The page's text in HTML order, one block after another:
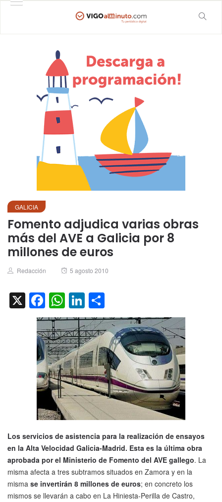
GALICIA
Fomento adjudica varias obras
más del AVE a Galicia por 8
millones de euros
Author
Redacción
Posted
5 agosto 2010
X Facebook
WhatsApp
LinkedIn
Los servicios de asistencia para la realización de ensayos
en la Alta Velocidad Galicia-Madrid. Esta es la última obra
aprobada por el Ministerio de Fomento del AVE gallego. La
misma afecta a tres subtramos situados en Zamora y en la
misma se invertirán 8 millones de euros; en concreto los
mismos se llevarán a cabo en La Hiniesta-Perilla de Castro,